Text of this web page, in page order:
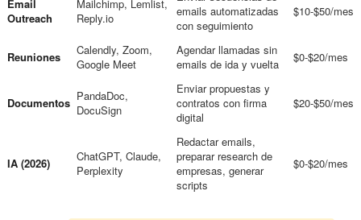
Email
Outreach
Mailchimp, Lemlist,
Reply.io
emails automatizadas
con seguimiento
$10-$50/mes
Reuniones
Calendly, Zoom,
Google Meet
Agendar llamadas sin
emails de ida y vuelta
$0-$20/mes
Documentos PandaDoc,
DocuSign
Enviar propuestas y
contratos con firma
digital
$20-$50/mes
IA (2026)
ChatGPT, Claude,
Perplexity
Redactar emails,
preparar research de
empresas, generar
scripts
$0-$20/mes